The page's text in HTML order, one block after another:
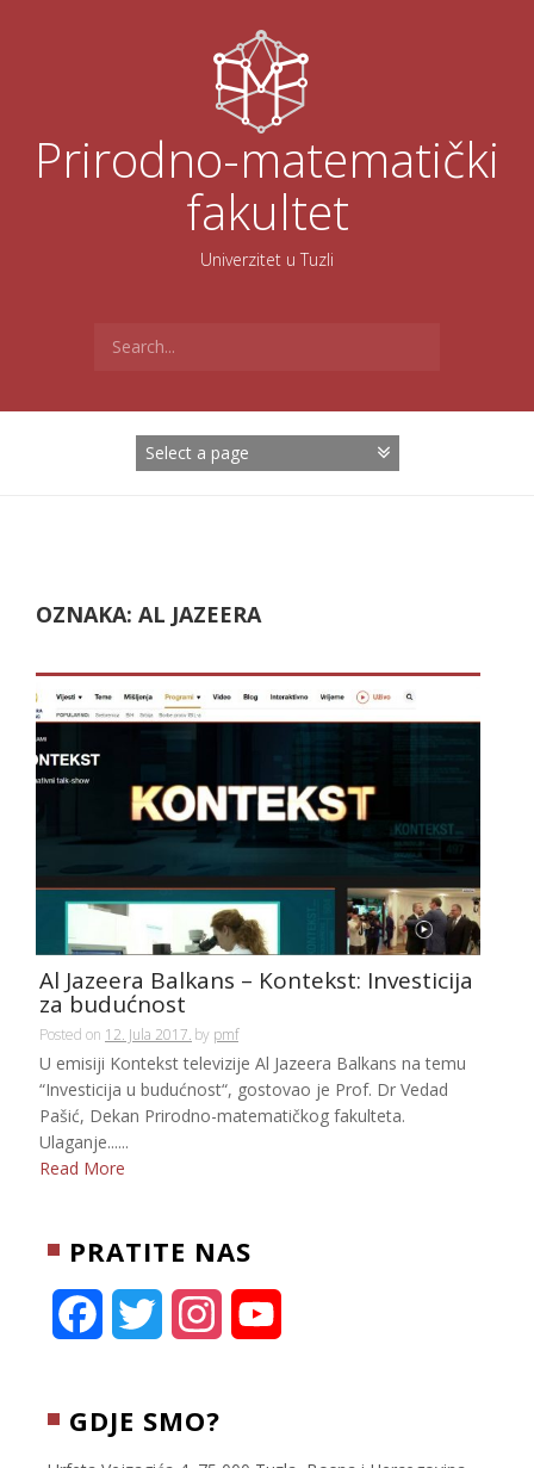
Prirodno-matematički
fakultet
Univerzitet u Tuzli
for:
OZNAKA: AL JAZEERA
Al Jazeera Balkans – Kontekst: Investicija
za budućnost
Posted on 12. Jula 2017. by pmf
U emisiji Kontekst televizije Al Jazeera Balkans na temu
“Investicija u budućnost“, gostovao je Prof. Dr Vedad
Pašić, Dekan Prirodno-matematičkog fakulteta.
Ulaganje......
Read More
PRATITE NAS
c
i
GDJE SMO?